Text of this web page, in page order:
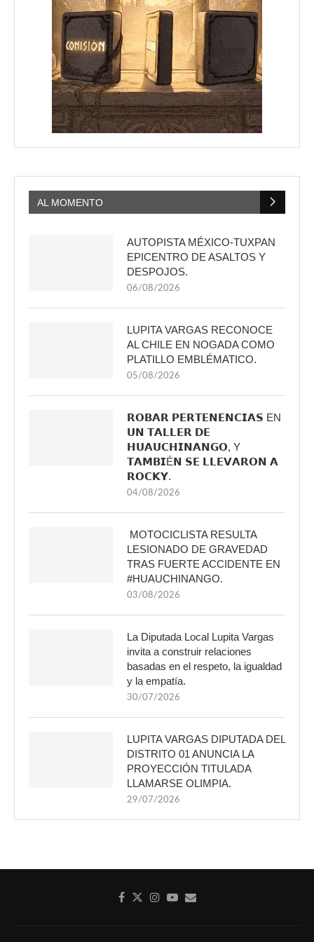
AL MOMENTO
AUTOPISTA MÉXICO-TUXPAN
EPICENTRO DE ASALTOS Y
DESPOJOS.
06/08/2026
LUPITA VARGAS RECONOCE
AL CHILE EN NOGADA COMO
PLATILLO EMBLÉMATICO.
05/08/2026
𝗥𝗢𝗕𝗔𝗥 𝗣𝗘𝗥𝗧𝗘𝗡𝗘𝗡𝗖𝗜𝗔𝗦 EN
𝗨𝗡 𝗧𝗔𝗟𝗟𝗘𝗥 𝗗𝗘
𝗛𝗨𝗔𝗨𝗖𝗛𝗜𝗡𝗔𝗡𝗚𝗢, Y
𝗧𝗔𝗠𝗕𝗜É𝗡 𝗦𝗘 𝗟𝗟𝗘𝗩𝗔𝗥𝗢𝗡 𝗔
𝗥𝗢𝗖𝗞𝗬.
04/08/2026
MOTOCICLISTA RESULTA
LESIONADO DE GRAVEDAD
TRAS FUERTE ACCIDENTE EN
#HUAUCHINANGO.
03/08/2026
La Diputada Local Lupita Vargas
invita a construir relaciones
basadas en el respeto, la igualdad
y la empatía.
30/07/2026
LUPITA VARGAS DIPUTADA DEL
DISTRITO 01 ANUNCIA LA
PROYECCIÓN TITULADA
LLAMARSE OLIMPIA.
29/07/2026